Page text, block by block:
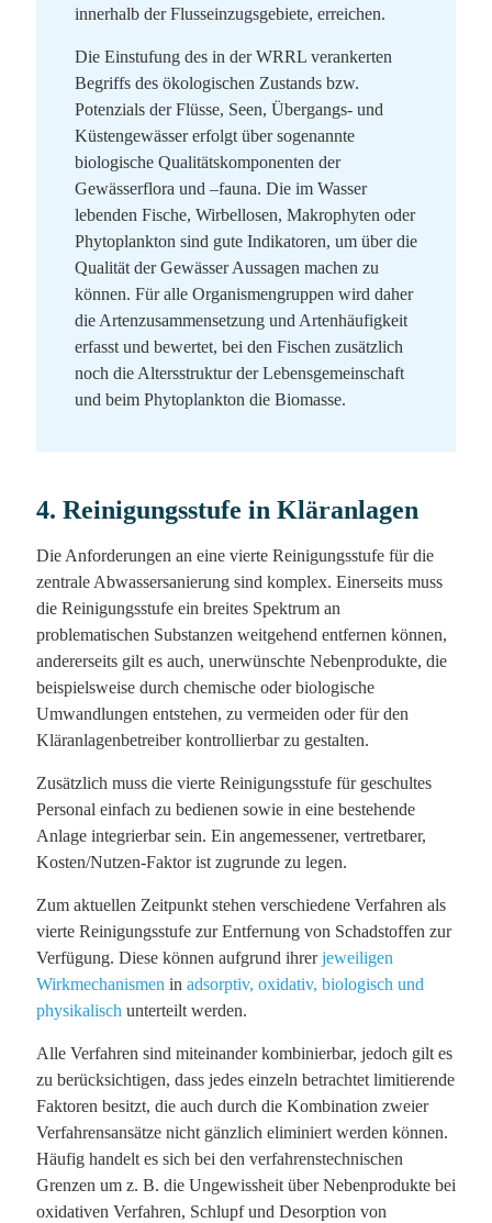
innerhalb der Flusseinzugsgebiete, erreichen.
Die Einstufung des in der WRRL verankerten
Begriffs des ökologischen Zustands bzw.
Potenzials der Flüsse, Seen, Übergangs- und
Küstengewässer erfolgt über sogenannte
biologische Qualitätskomponenten der
Gewässerflora und –fauna. Die im Wasser
lebenden Fische, Wirbellosen, Makrophyten oder
Phytoplankton sind gute Indikatoren, um über die
Qualität der Gewässer Aussagen machen zu
können. Für alle Organismengruppen wird daher
die Artenzusammensetzung und Artenhäufigkeit
erfasst und bewertet, bei den Fischen zusätzlich
noch die Altersstruktur der Lebensgemeinschaft
und beim Phytoplankton die Biomasse.
4. Reinigungsstufe in Kläranlagen
Die Anforderungen an eine vierte Reinigungsstufe für die
zentrale Abwassersanierung sind komplex. Einerseits muss
die Reinigungsstufe ein breites Spektrum an
problematischen Substanzen weitgehend entfernen können,
andererseits gilt es auch, unerwünschte Nebenprodukte, die
beispielsweise durch chemische oder biologische
Umwandlungen entstehen, zu vermeiden oder für den
Kläranlagenbetreiber kontrollierbar zu gestalten.
Zusätzlich muss die vierte Reinigungsstufe für geschultes
Personal einfach zu bedienen sowie in eine bestehende
Anlage integrierbar sein. Ein angemessener, vertretbarer,
Kosten/Nutzen-Faktor ist zugrunde zu legen.
Zum aktuellen Zeitpunkt stehen verschiedene Verfahren als
vierte Reinigungsstufe zur Entfernung von Schadstoffen zur
Verfügung. Diese können aufgrund ihrerjeweiligen
Wirkmechanismen in adsorptiv, oxidativ, biologisch und
physikalisch unterteilt werden.
Alle Verfahren sind miteinander kombinierbar, jedoch gilt es
zu berücksichtigen, dass jedes einzeln betrachtet limitierende
Faktoren besitzt, die auch durch die Kombination zweier
Verfahrensansätze nicht gänzlich eliminiert werden können.
Häufig handelt es sich bei den verfahrenstechnischen
Grenzen um z. B. die Ungewissheit über Nebenprodukte bei
oxidativen Verfahren, Schlupf und Desorption von